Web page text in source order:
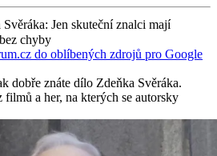
Jen skuteční znalci mají
chyby
do oblíbených zdrojů pro Google
dobře znáte dílo Zdeňka Svěráka.
filmů a her, na kterých se autorsky